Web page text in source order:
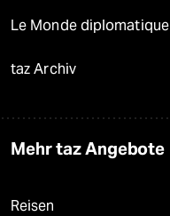
Le Monde diplomatique
taz Archiv
Mehr taz Angebote
Reisen